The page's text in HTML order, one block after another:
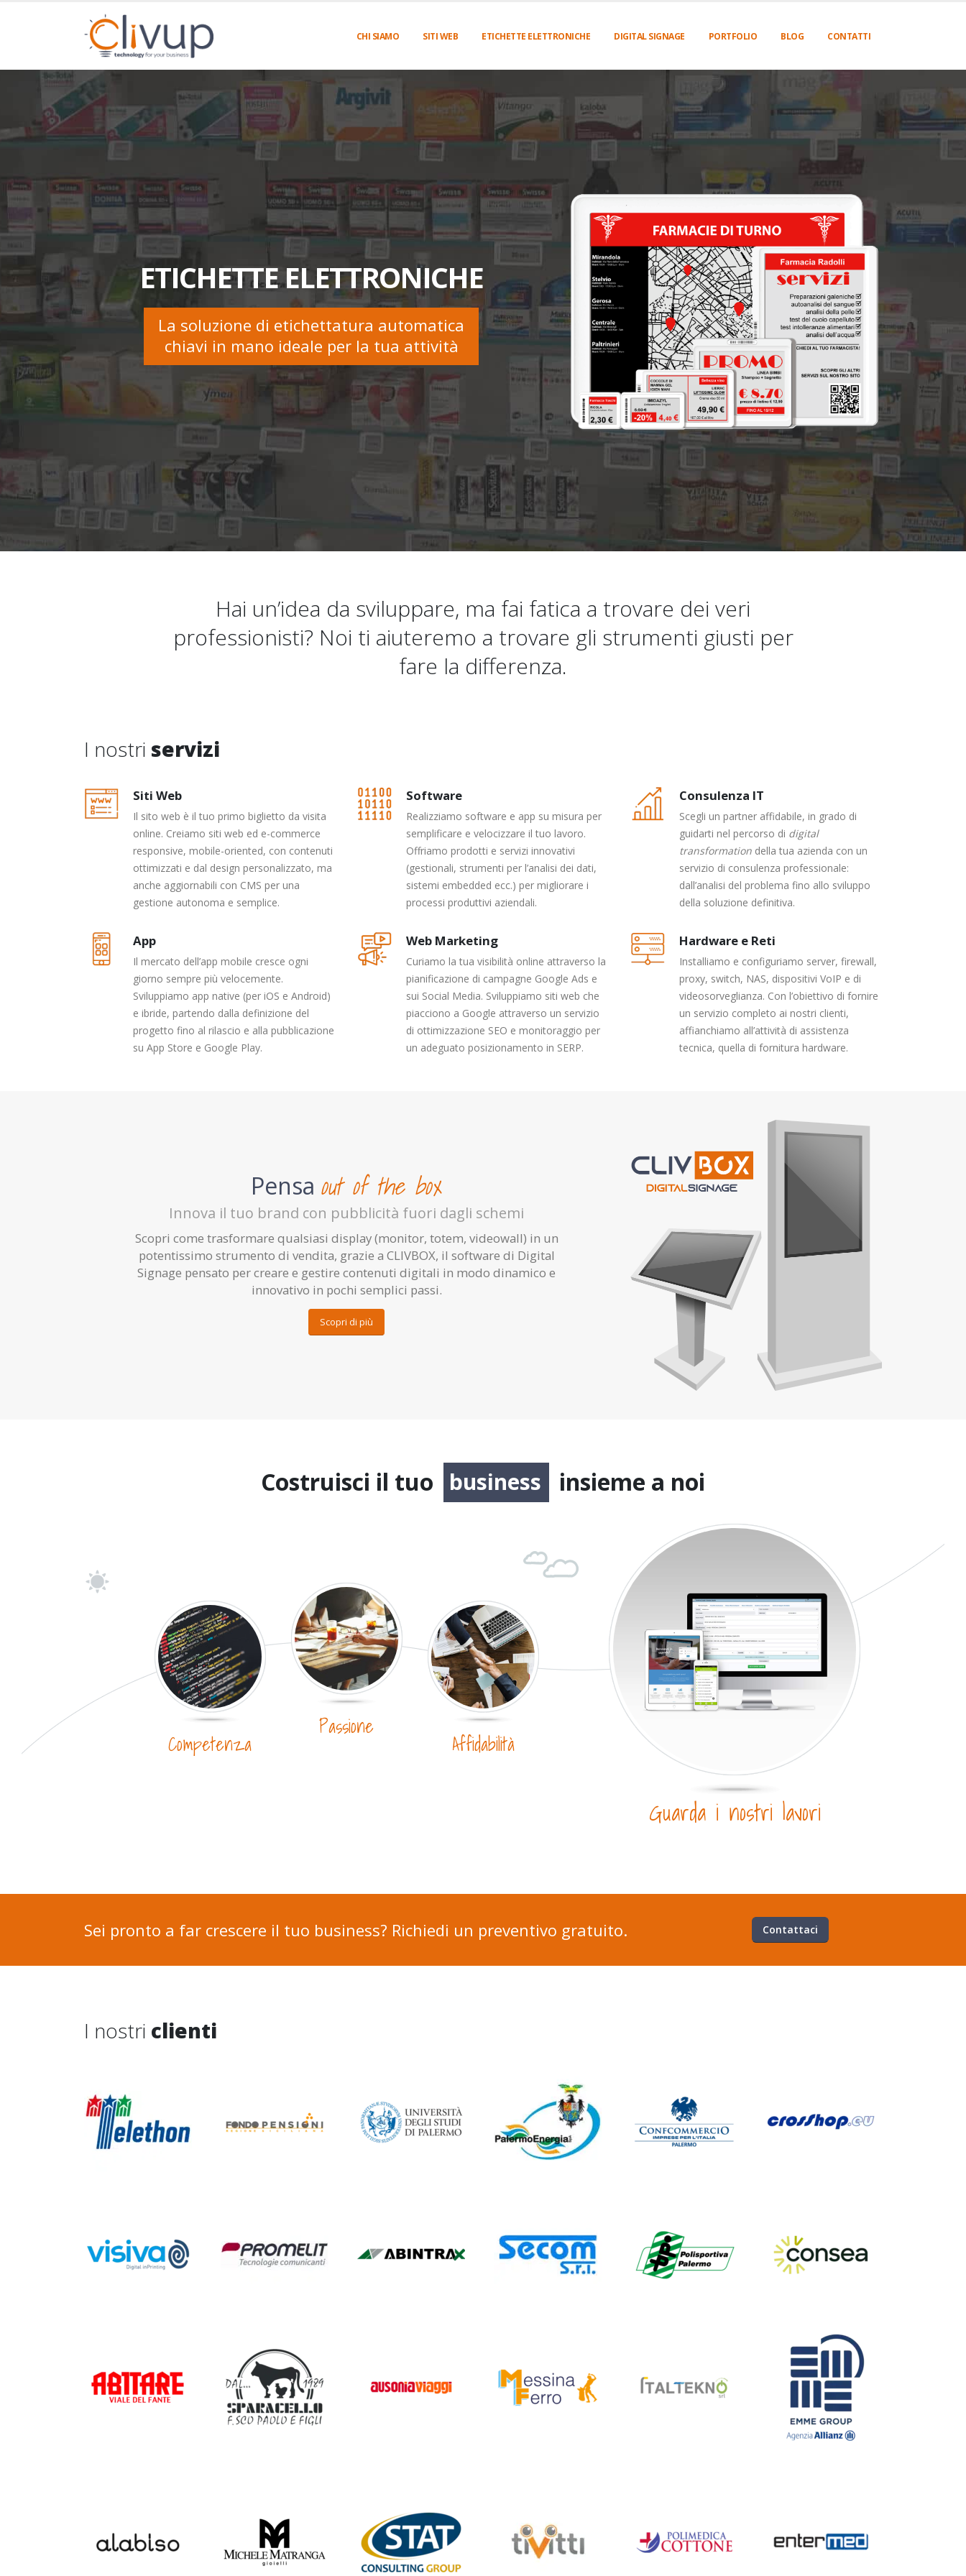
CHI SIAMO SITI WEB ETICHETTE ELETTRONICHE DIGITAL SIGNAGE PORTFOLIO BLOG CONTATTI
ETICHETTE ELETTRONICHE
La soluzione di etichettatura automatica
chiavi in mano ideale per la tua attività
Hai un’idea da sviluppare, ma fai fatica a trovare dei veri
professionisti? Noi ti aiuteremo a trovare gli strumenti giusti per
fare la differenza.
I nostri servizi
Siti Web
Il sito web è il tuo primo biglietto da visita
online. Creiamo siti web ed e-commerce
responsive, mobile-oriented, con contenuti
ottimizzati e dal design personalizzato, ma
anche aggiornabili con CMS per una
gestione autonoma e semplice.
Software
Realizziamo software e app su misura per
semplificare e velocizzare il tuo lavoro.
Offriamo prodotti e servizi innovativi
(gestionali, strumenti per l’analisi dei dati,
sistemi embedded ecc.) per migliorare i
processi produttivi aziendali.
Consulenza IT
Scegli un partner affidabile, in grado di
guidarti nel percorso di digital
transformation della tua azienda con un
servizio di consulenza professionale:
dall’analisi del problema fino allo sviluppo
della soluzione definitiva.
App
Il mercato dell’app mobile cresce ogni
giorno sempre più velocemente.
Sviluppiamo app native (per iOS e Android)
e ibride, partendo dalla definizione del
progetto fino al rilascio e alla pubblicazione
su App Store e Google Play.
Web Marketing
Curiamo la tua visibilità online attraverso la
pianificazione di campagne Google Ads e
sui Social Media. Sviluppiamo siti web che
piacciono a Google attraverso un servizio
di ottimizzazione SEO e monitoraggio per
un adeguato posizionamento in SERP.
Hardware e Reti
Installiamo e configuriamo server, firewall,
proxy, switch, NAS, dispositivi VoIP e di
videosorveglianza. Con l’obiettivo di fornire
un servizio completo ai nostri clienti,
affianchiamo all’attività di assistenza
tecnica, quella di fornitura hardware.
Pensa out of the box
Innova il tuo brand con pubblicità fuori dagli schemi
Scopri come trasformare qualsiasi display (monitor, totem, videowall) in un
potentissimo strumento di vendita, grazie a CLIVBOX, il software di Digital
Signage pensato per creare e gestire contenuti digitali in modo dinamico e
innovativo in pochi semplici passi.
Scopri di più
Costruisci il tuo progetto insieme a noi
Competenza
Passione
Affidabilità
Guarda i nostri lavori
Sei pronto a far crescere il tuo business? Richiedi un preventivo gratuito. Contattaci
I nostri clienti